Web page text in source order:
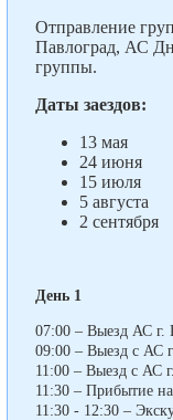
Отправление
Павлоград, АС
группы.
Даты заездов:
13 мая
24 июня
15 июля
5 августа
2 сентября
День 1
07:00 – Выезд АС г.
09:00 – Выезд с АС
11:00 – Выезд с АС
11:30 – Прибытие
11:30 - 12:30 –